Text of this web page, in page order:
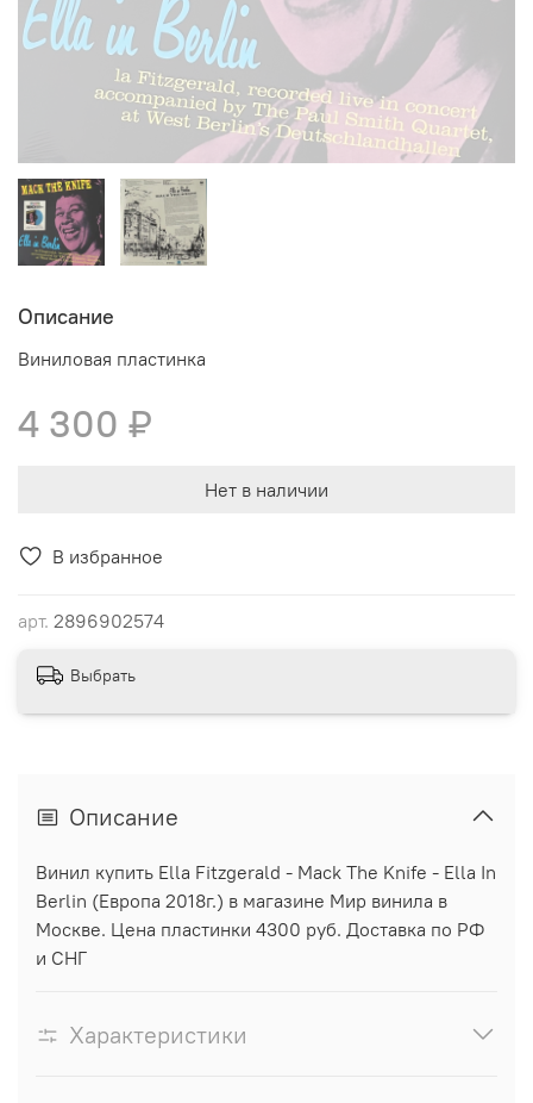
В избранное
арт. 2896902574
Описание
Виниловая пластинка
4 300 ₽
Нет в наличии
Выбрать
Описание
Винил купить Ella Fitzgerald - Mack The Knife - Ella In
Berlin (Европа 2018г.) в магазине Мир винила в
Москве. Цена пластинки 4300 руб. Доставка по РФ
и СНГ
Характеристики